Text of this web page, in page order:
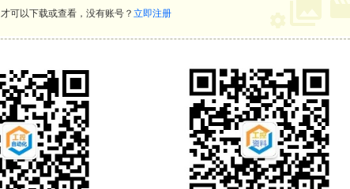
才可以下载或查看，没有账号？ 立即注册